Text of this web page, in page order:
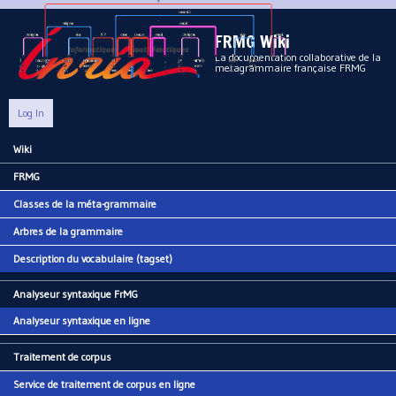
Aller au contenu principal
FRMG Wiki
La documentation collaborative de la
metagrammaire française FRMG
Log In
Main menu
Wiki
FRMG
Classes de la méta-grammaire
Arbres de la grammaire
Description du vocabulaire (tagset)
Analyseur syntaxique FrMG
Analyseur syntaxique en ligne
Traitement de corpus
Service de traitement de corpus en ligne